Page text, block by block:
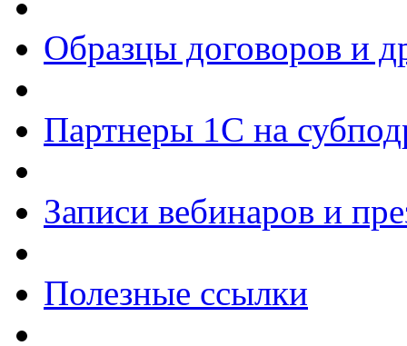
Образцы договоров и
Партнеры 1С на
Записи вебинаров и
Полезные ссылки